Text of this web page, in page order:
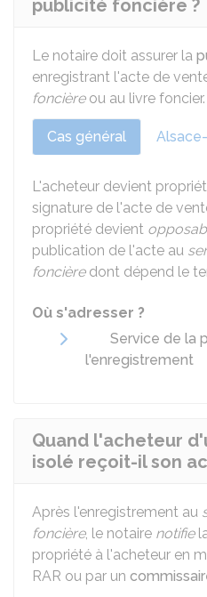
publicité foncière ?
Le notaire doit assurer la
enregistrant l'acte de
foncièreou au livre foncier.
Cas général
L'acheteur devient
signature de l'acte de
propriété devient
publication de l'acte au
foncièredont dépend le
Où s'adresser ?
Service de la
l'enregistrement
Quand l'acheteur
isolé reçoit-il son
Après l'enregistrement au
foncière, le notaire notifie
propriété à l'acheteur en
RAR ou par un